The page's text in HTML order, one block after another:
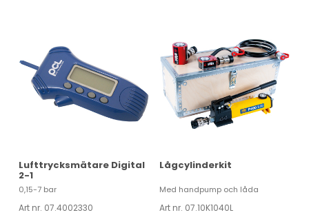
Lufttrycksmätare Digital
2-1
0,15-7 bar
Art nr. 07.4002330
Lågcylinderkit
Med handpump och låda
Art nr. 07.10K1040L